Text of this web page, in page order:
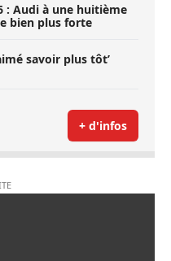
: Audi à une huitième
bien plus forte
savoir plus tôt’
+ d'infos